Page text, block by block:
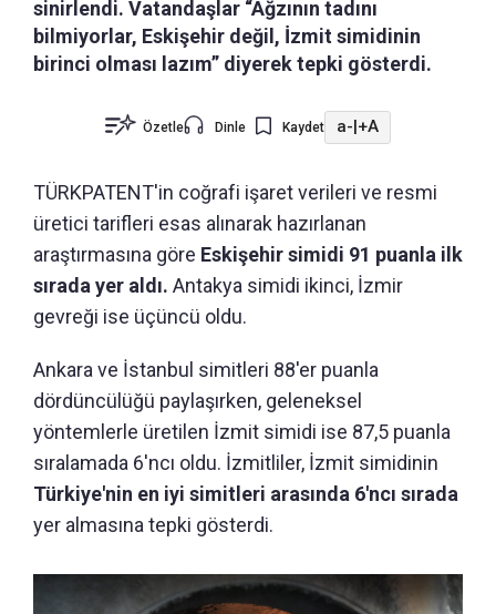
sinirlendi. Vatandaşlar “Ağzının tadını
bilmiyorlar, Eskişehir değil, İzmit simidinin
birinci olması lazım” diyerek tepki gösterdi.
Özetle Dinle Kaydet a-|+A
TÜRKPATENT'in coğrafi işaret verileri ve resmi
üretici tarifleri esas alınarak hazırlanan
araştırmasına göre Eskişehir simidi 91 puanla ilk
sırada yer aldı. Antakya simidi ikinci, İzmir
gevreği ise üçüncü oldu.
Ankara ve İstanbul simitleri 88'er puanla
dördüncülüğü paylaşırken, geleneksel
yöntemlerle üretilen İzmit simidi ise 87,5 puanla
sıralamada 6'ncı oldu. İzmitliler, İzmit simidinin
Türkiye'nin en iyi simitleri arasında 6'ncı sırada
yer almasına tepki gösterdi.